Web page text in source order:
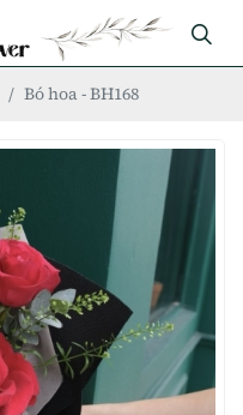
Bó hoa - BH168